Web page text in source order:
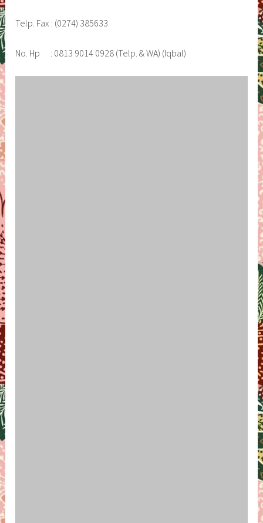
Telp. Fax : (0274) 385633
No. Hp : 0813 9014 0928 (Telp. & WA) (Iqbal)